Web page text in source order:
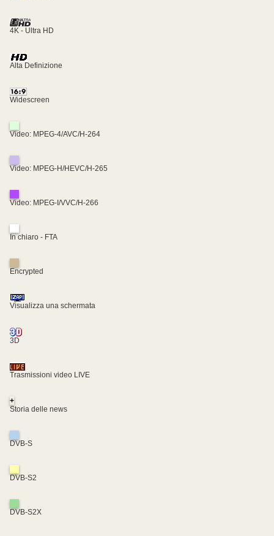
4K - Ultra HD
Alta Definizione
Widescreen
Video: MPEG-4/AVC/H-264
Video: MPEG-H/HEVC/H-265
Video: MPEG-I/VVC/H-266
In chiaro - FTA
Encrypted
Visualizza una schermata
3D
Trasmissioni video LIVE
+
Storia delle news
DVB-S
DVB-S2
DVB-S2X